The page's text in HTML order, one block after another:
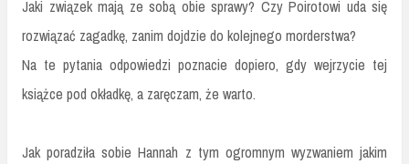
Jaki związek mają ze sobą obie sprawy? Czy Poirotowi uda się
rozwiązać zagadkę, zanim dojdzie do kolejnego morderstwa?
Na te pytania odpowiedzi poznacie dopiero, gdy wejrzycie tej
książce pod okładkę, a zaręczam, że warto.
Jak poradziła sobie Hannah z tym ogromnym wyzwaniem jakim